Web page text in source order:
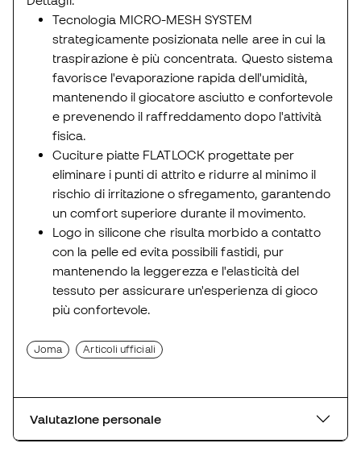
Tecnologia MICRO-MESH SYSTEM
strategicamente posizionata nelle aree in cui la
traspirazione è più concentrata. Questo sistema
favorisce l'evaporazione rapida dell'umidità,
mantenendo il giocatore asciutto e confortevole
e prevenendo il raffreddamento dopo l'attività
fisica.
Cuciture piatte FLATLOCK progettate per
eliminare i punti di attrito e ridurre al minimo il
rischio di irritazione o sfregamento, garantendo
un comfort superiore durante il movimento.
Logo in silicone che risulta morbido a contatto
con la pelle ed evita possibili fastidi, pur
mantenendo la leggerezza e l'elasticità del
tessuto per assicurare un'esperienza di gioco
più confortevole.
Joma Articoli ufficiali
Valutazione personale